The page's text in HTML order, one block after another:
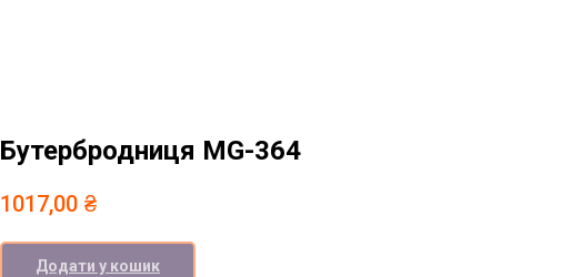
Бутербродниця MG-364
1017,00 ₴
Додати у кошик